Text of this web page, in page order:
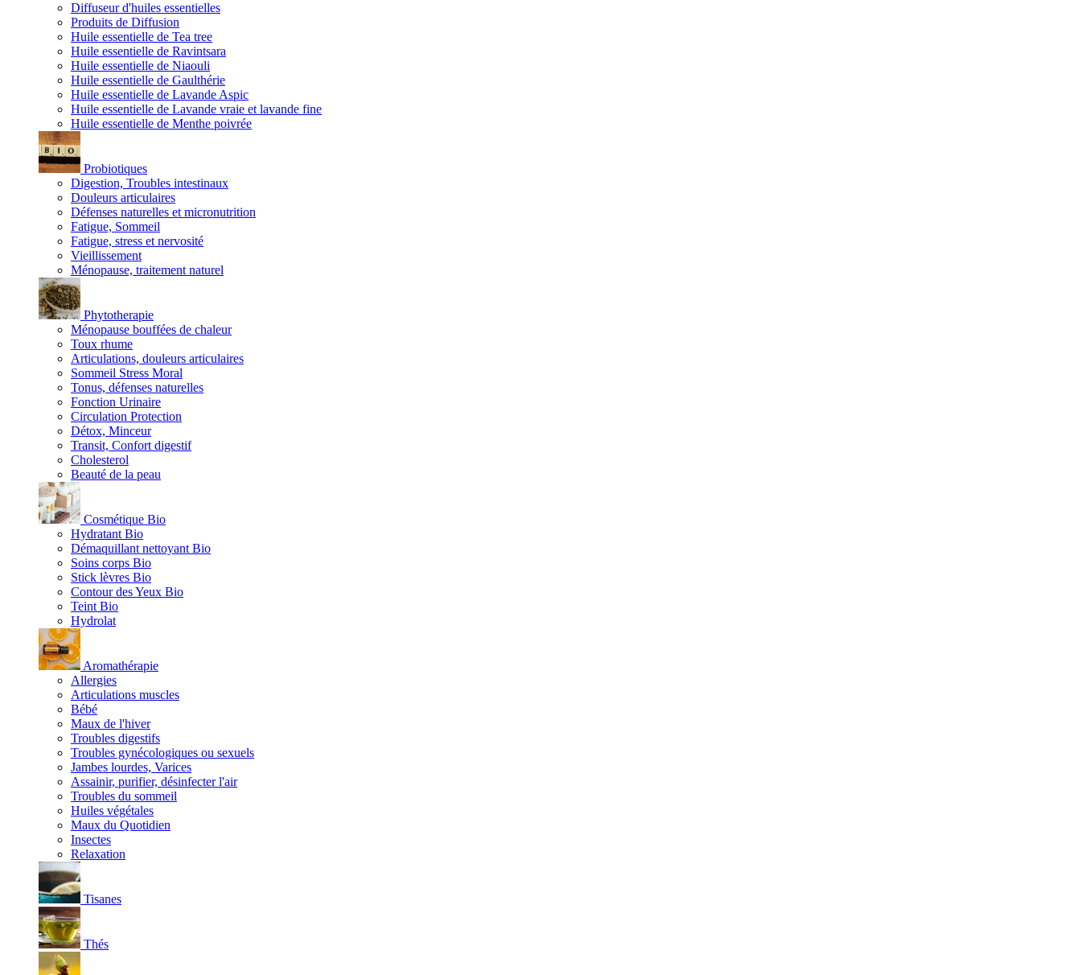
Diffuseur d'huiles essentielles
Produits de Diffusion
Huile essentielle de Tea tree
Huile essentielle de Ravintsara
Huile essentielle de Niaouli
Huile essentielle de Gaulthérie
Huile essentielle de Lavande Aspic
Huile essentielle de Lavande vraie et lavande fine
Huile essentielle de Menthe poivrée
Probiotiques
Digestion, Troubles intestinaux
Douleurs articulaires
Défenses naturelles et micronutrition
Fatigue, Sommeil
Fatigue, stress et nervosité
Vieillissement
Ménopause, traitement naturel
Phytotherapie
Ménopause bouffées de chaleur
Toux rhume
Articulations, douleurs articulaires
Sommeil Stress Moral
Tonus, défenses naturelles
Fonction Urinaire
Circulation Protection
Détox, Minceur
Transit, Confort digestif
Cholesterol
Beauté de la peau
Cosmétique Bio
Hydratant Bio
Démaquillant nettoyant Bio
Soins corps Bio
Stick lèvres Bio
Contour des Yeux Bio
Teint Bio
Hydrolat
Aromathérapie
Allergies
Articulations muscles
Bébé
Maux de l'hiver
Troubles digestifs
Troubles gynécologiques ou sexuels
Jambes lourdes, Varices
Assainir, purifier, désinfecter l'air
Troubles du sommeil
Huiles végétales
Maux du Quotidien
Insectes
Relaxation
Tisanes
Thés